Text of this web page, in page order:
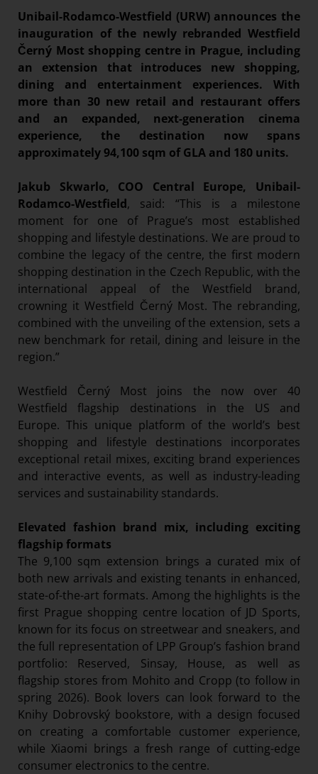
Paradies Garten
Raisin
section.d
Swiss Life Select
The Companion
The Hoxton
Unibail-Rodamco-Westfield
Real Estate
Vöslauer
NMK
MEDIA
KONTAKT
Unibail-Rodamco-Westfield (URW) announces the
inauguration of the newly rebranded Westfield
Černý Most shopping centre in Prague, including
an extension that introduces new shopping,
dining and entertainment experiences. With
more than 30 new retail and restaurant offers
and an expanded, next-generation cinema
experience, the destination now spans
approximately 94,100 sqm of GLA and 180 units.
Jakub Skwarlo, COO Central Europe, Unibail-
Rodamco-Westfield, said: “This is a milestone
moment for one of Prague’s most established
shopping and lifestyle destinations. We are proud to
combine the legacy of the centre, the first modern
shopping destination in the Czech Republic, with the
international appeal of the Westfield brand,
crowning it Westfield Černý Most. The rebranding,
combined with the unveiling of the extension, sets a
new benchmark for retail, dining and leisure in the
region.”
Westfield Černý Most joins the now over 40
Westfield flagship destinations in the US and
Europe. This unique platform of the world’s best
shopping and lifestyle destinations incorporates
exceptional retail mixes, exciting brand experiences
and interactive events, as well as industry-leading
services and sustainability standards.
Elevated fashion brand mix, including exciting
flagship formats
The 9,100 sqm extension brings a curated mix of
both new arrivals and existing tenants in enhanced,
state-of-the-art formats. Among the highlights is the
first Prague shopping centre location of JD Sports,
known for its focus on streetwear and sneakers, and
the full representation of LPP Group’s fashion brand
portfolio: Reserved, Sinsay, House, as well as
flagship stores from Mohito and Cropp (to follow in
spring 2026). Book lovers can look forward to the
Knihy Dobrovský bookstore, with a design focused
on creating a comfortable customer experience,
while Xiaomi brings a fresh range of cutting-edge
consumer electronics to the centre.